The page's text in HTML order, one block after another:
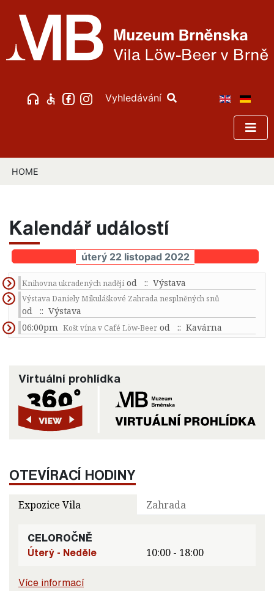
Vyhledávání
HOME
Kalendář událostí
úterý 22 listopad 2022
Knihovna ukradených nadějí od :: Výstava
Výstava Daniely Mikuláškové Zahrada nesplněných snů
od
:: Výstava
06:00pm Košt vína v Café Löw-Beer od :: Kavárna
Virtuální prohlídka
OTEVÍRACÍ HODINY
Expozice Vila Zahrada
CELOROČNĚ
Úterý - Neděle
10:00 - 18:00
Více informací